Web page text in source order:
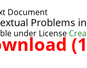
Document
Problems
under License